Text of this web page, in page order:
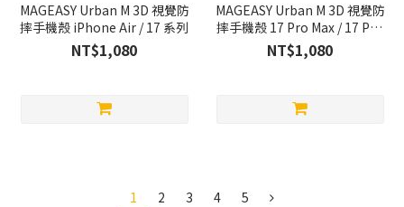
MAGEASY Urban M 3D 視覺防
摔手機殼 iPhone Air / 17 系列
NT$1,080
MAGEASY Urban M 3D 視覺防
摔手機殼 17 Pro Max / 17 Pro
系列
NT$1,080
1 2 3 4 5